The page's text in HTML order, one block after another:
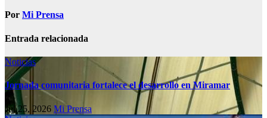
Por Mi Prensa
Entrada relacionada
Noticias
Jornada comunitaria fortalece el desarrollo en Miramar
Jul 25, 2026 Mi Prensa